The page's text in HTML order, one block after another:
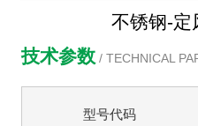
不锈钢-定
技术参数 / TECHNICAL
型号代码